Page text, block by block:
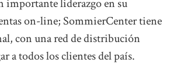
importante liderazgo en su
on-line; SommierCenter tiene
con una red de distribución
a todos los clientes del país.